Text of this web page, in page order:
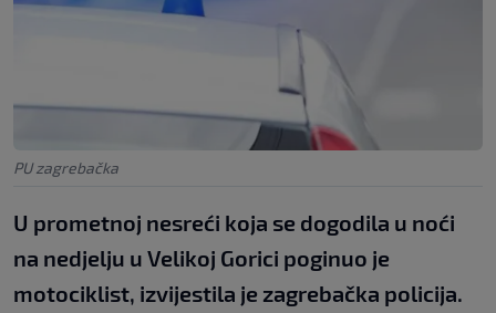
PU zagrebačka
U prometnoj nesreći koja se dogodila u noći
na nedjelju u Velikoj Gorici poginuo je
motociklist, izvijestila je zagrebačka policija.